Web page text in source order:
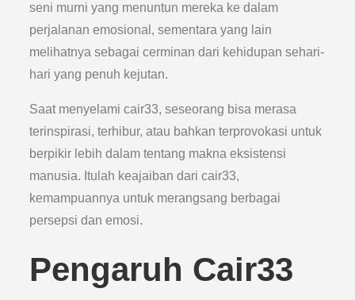
seni murni yang menuntun mereka ke dalam
perjalanan emosional, sementara yang lain
melihatnya sebagai cerminan dari kehidupan sehari-
hari yang penuh kejutan.
Saat menyelami cair33, seseorang bisa merasa
terinspirasi, terhibur, atau bahkan terprovokasi untuk
berpikir lebih dalam tentang makna eksistensi
manusia. Itulah keajaiban dari cair33,
kemampuannya untuk merangsang berbagai
persepsi dan emosi.
Pengaruh Cair33